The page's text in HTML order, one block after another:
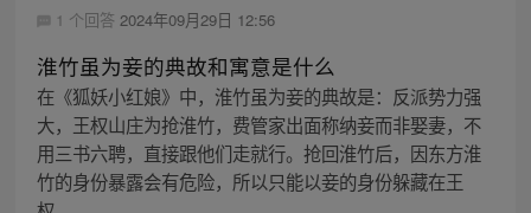
1 个回答 2024年09月29日 12:56
淮竹虽为妾的典故和寓意是什么
在《狐妖小红娘》中，淮竹虽为妾的典故是：反派势力强
大，王权山庄为抢淮竹，费管家出面称纳妾而非娶妻，不
用三书六聘，直接跟他们走就行。抢回淮竹后，因东方淮
竹的身份暴露会有危险，所以只能以妾的身份躲藏在王